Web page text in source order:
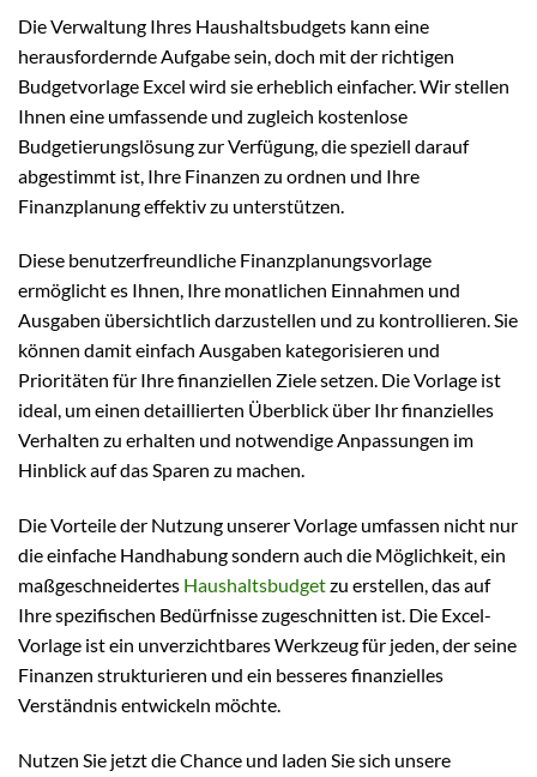
Die Verwaltung Ihres Haushaltsbudgets kann eine
herausfordernde Aufgabe sein, doch mit der richtigen
Budgetvorlage Excel wird sie erheblich einfacher. Wir stellen
Ihnen eine umfassende und zugleich kostenlose
Budgetierungslösung zur Verfügung, die speziell darauf
abgestimmt ist, Ihre Finanzen zu ordnen und Ihre
Finanzplanung effektiv zu unterstützen.
Diese benutzerfreundliche Finanzplanungsvorlage
ermöglicht es Ihnen, Ihre monatlichen Einnahmen und
Ausgaben übersichtlich darzustellen und zu kontrollieren. Sie
können damit einfach Ausgaben kategorisieren und
Prioritäten für Ihre finanziellen Ziele setzen. Die Vorlage ist
ideal, um einen detaillierten Überblick über Ihr finanzielles
Verhalten zu erhalten und notwendige Anpassungen im
Hinblick auf das Sparen zu machen.
Die Vorteile der Nutzung unserer Vorlage umfassen nicht nur
die einfache Handhabung sondern auch die Möglichkeit, ein
maßgeschneidertes Haushaltsbudgetzu erstellen, das auf
Ihre spezifischen Bedürfnisse zugeschnitten ist. Die Excel-
Vorlage ist ein unverzichtbares Werkzeug für jeden, der seine
Finanzen strukturieren und ein besseres finanzielles
Verständnis entwickeln möchte.
Nutzen Sie jetzt die Chance und laden Sie sich unsere